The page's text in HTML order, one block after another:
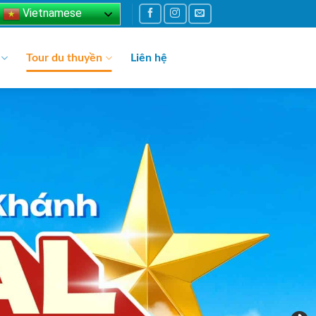
Vietnamese
Tour du thuyền Liên hệ